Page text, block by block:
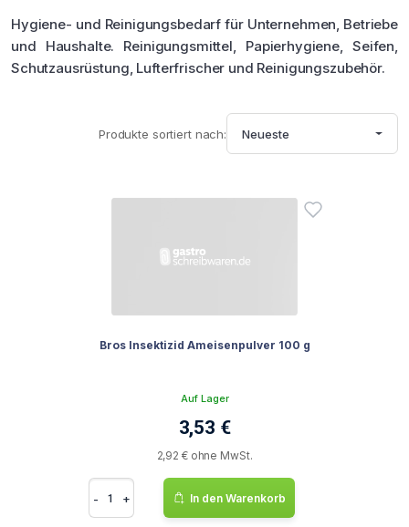
Hygiene- und Reinigungsbedarf für Unternehmen, Betriebe
und Haushalte. Reinigungsmittel, Papierhygiene, Seifen,
Schutzausrüstung, Lufterfrischer und Reinigungszubehör.
Produkte sortiert nach: Neueste
Bros Insektizid Ameisenpulver 100 g
Auf Lager
3,53 €
2,92 € ohne MwSt.
- + In den Warenkorb